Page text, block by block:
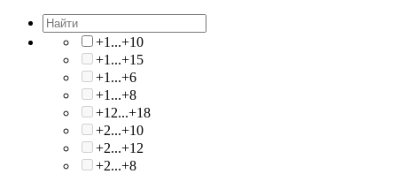
+1...+10
+1...+15
+1...+6
+1...+8
+12...+18
+2...+10
+2...+12
+2...+8